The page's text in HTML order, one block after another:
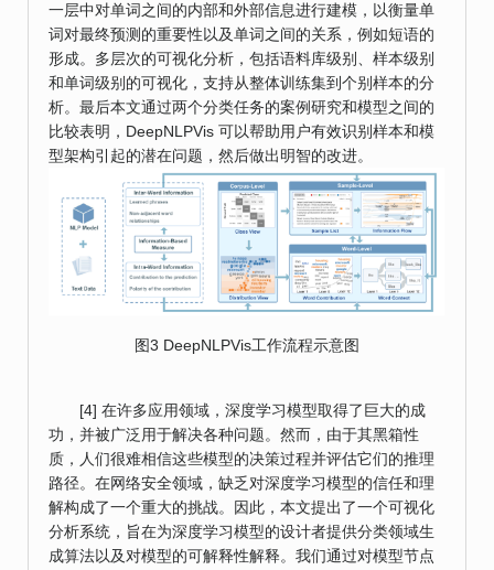
一层中对单词之间的内部和外部信息进行建模，以衡量单
词对最终预测的重要性以及单词之间的关系，例如短语的
形成。多层次的可视化分析，包括语料库级别、样本级别
和单词级别的可视化，支持从整体训练集到个别样本的分
析。最后本文通过两个分类任务的案例研究和模型之间的
比较表明，DeepNLPVis 可以帮助用户有效识别样本和模
型架构引起的潜在问题，然后做出明智的改进。
图3 DeepNLPVis工作流程示意图
[4] 在许多应用领域，深度学习模型取得了巨大的成
功，并被广泛用于解决各种问题。然而，由于其黑箱性
质，人们很难相信这些模型的决策过程并评估它们的推理
路径。在网络安全领域，缺乏对深度学习模型的信任和理
解构成了一个重大的挑战。因此，本文提出了一个可视化
分析系统，旨在为深度学习模型的设计者提供分类领域生
成算法以及对模型的可解释性解释。我们通过对模型节点